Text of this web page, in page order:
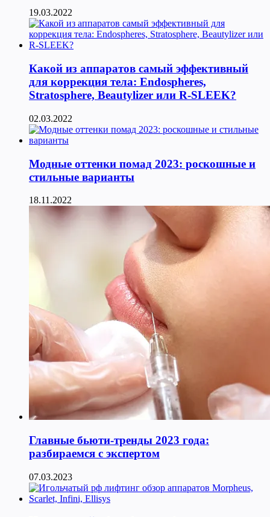
19.03.2022
Какой из аппаратов самый эффективный
для коррекция тела: Endospheres,
Stratosphere, Beautylizer или R-SLEEK?
02.03.2022
Модные оттенки помад 2023: роскошные и
стильные варианты
18.11.2022
Главные бьюти-тренды 2023 года:
разбираемся с экспертом
07.03.2023